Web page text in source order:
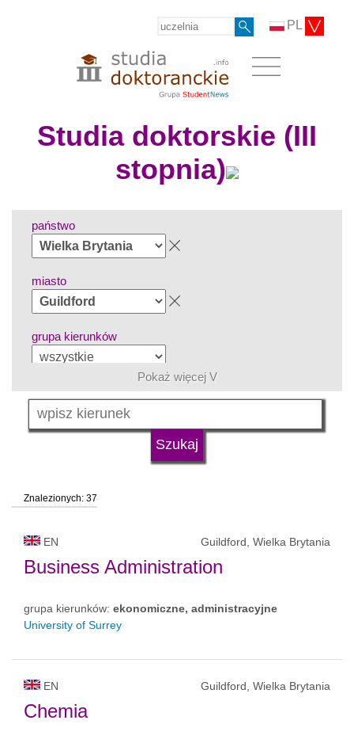
PL
Studia doktorskie (III
stopnia)
państwo
miasto
grupa kierunków
język
status uczelni
Pokaż więcej V
Znalezionych: 37
EN Guildford, Wielka Brytania
Business Administration
grupa kierunków: ekonomiczne, administracyjne
University of Surrey
EN Guildford, Wielka Brytania
Chemia